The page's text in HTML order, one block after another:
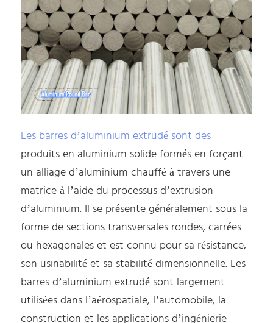
Les barres d’aluminium extrudé sont des
produits en aluminium solide formés en forçant
un alliage d’aluminium chauffé à travers une
matrice à l’aide du processus d’extrusion
d’aluminium. Il se présente généralement sous la
forme de sections transversales rondes, carrées
ou hexagonales et est connu pour sa résistance,
son usinabilité et sa stabilité dimensionnelle. Les
barres d’aluminium extrudé sont largement
utilisées dans l’aérospatiale, l’automobile, la
construction et les applications d’ingénierie